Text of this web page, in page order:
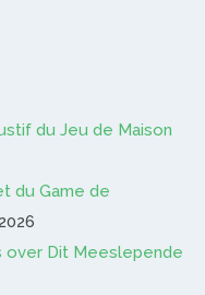
du Jeu de Maison
du Game de
over Dit Meeslepende